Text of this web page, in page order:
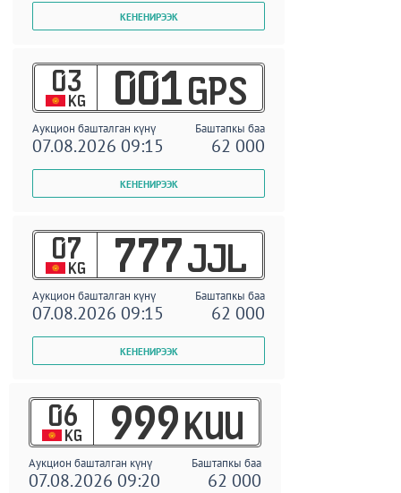
03
KG 001 GPS
Аукцион башталган күнү Баштапкы баа
07.08.2026 09:15 62 000
07
KG 777 JJL
Аукцион башталган күнү Баштапкы баа
07.08.2026 09:15 62 000
06
KG 999 KUU
Аукцион башталган күнү Баштапкы баа
07.08.2026 09:20 62 000